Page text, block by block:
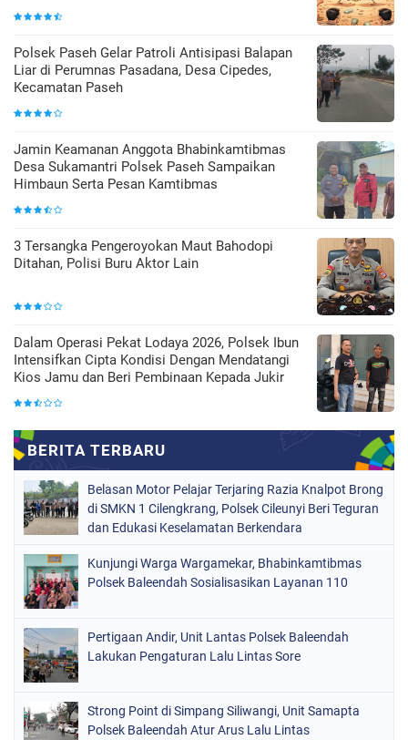
Polsek Paseh Gelar Patroli Antisipasi Balapan
Liar di Perumnas Pasadana, Desa Cipedes,
Kecamatan Paseh
Jamin Keamanan Anggota Bhabinkamtibmas
Desa Sukamantri Polsek Paseh Sampaikan
Himbaun Serta Pesan Kamtibmas
3 Tersangka Pengeroyokan Maut Bahodopi
Ditahan, Polisi Buru Aktor Lain
Dalam Operasi Pekat Lodaya 2026, Polsek Ibun
Intensifkan Cipta Kondisi Dengan Mendatangi
Kios Jamu dan Beri Pembinaan Kepada Jukir
Belasan Motor Pelajar Terjaring Razia Knalpot Brong
di SMKN 1 Cilengkrang, Polsek Cileunyi Beri Teguran
dan Edukasi Keselamatan Berkendara
Kunjungi Warga Wargamekar, Bhabinkamtibmas
Polsek Baleendah Sosialisasikan Layanan 110
Pertigaan Andir, Unit Lantas Polsek Baleendah
Lakukan Pengaturan Lalu Lintas Sore
Strong Point di Simpang Siliwangi, Unit Samapta
Polsek Baleendah Atur Arus Lalu Lintas